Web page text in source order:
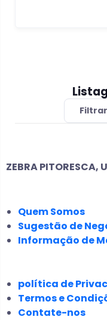
ZEBRA PITORESCA,
Quem Somos
Sugestão de
Informação de
política de
Termos e
Contate-nos